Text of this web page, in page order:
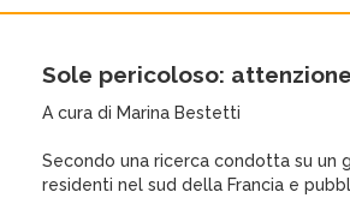
Sole pericoloso:
A cura di Marina Bestetti
Secondo una ricerca condotta su un
residenti nel sud della Francia e